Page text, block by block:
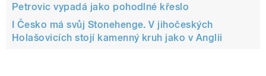
Petrovic vypadá jako pohodlné křeslo
I Česko má svůj Stonehenge. V jihočeských
Holašovicích stojí kamenný kruh jako v Anglii